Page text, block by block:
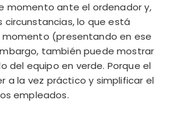
momento ante el ordenador y,
circunstancias, lo que está
(presentando en ese
también puede mostrar
del equipo en verde. Porque el
a la vez práctico y simplificar el
empleados.